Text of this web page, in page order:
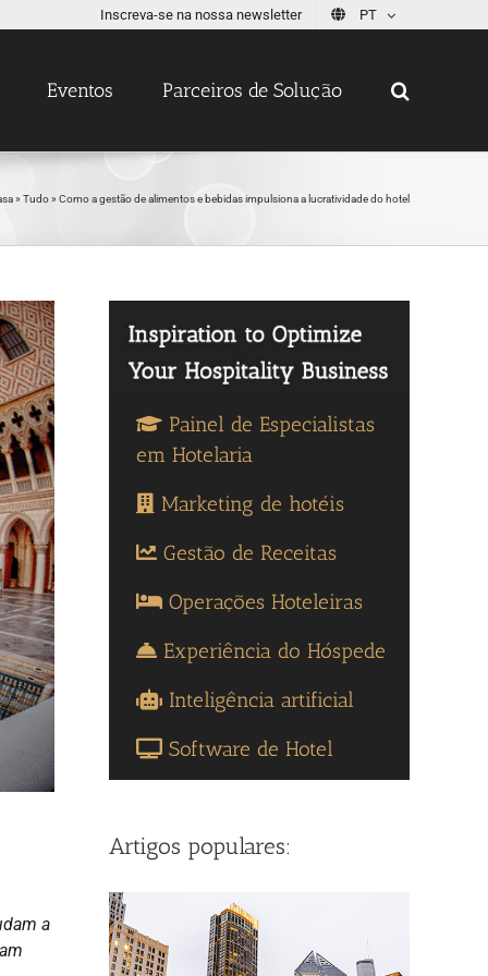
Inscreva-se na nossa newsletter PT
Eventos Parceiros de Solução
» Tudo» Como a gestão de alimentos e bebidas impulsiona a lucratividade do hotel
a
Painel de Especialistas
em Hotelaria
Marketing de hotéis
Gestão de Receitas
Operações Hoteleiras
Experiência do Hóspede
Inteligência artificial
Software de Hotel
Artigos populares: